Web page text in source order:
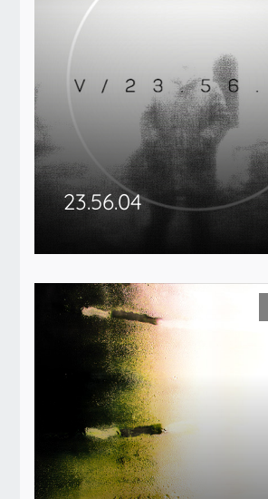
23​.​56​.​04